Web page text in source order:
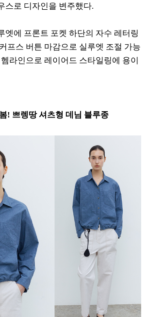
스로 디자인을 변주했다.
엣에 프론트 포켓 하단의 자수 레터링
프스 버튼 마감으로 실루엣 조절 가능
라인으로 레이어드 스타일링에 용이
! 쁘렝땅 셔츠형 데님 블루종